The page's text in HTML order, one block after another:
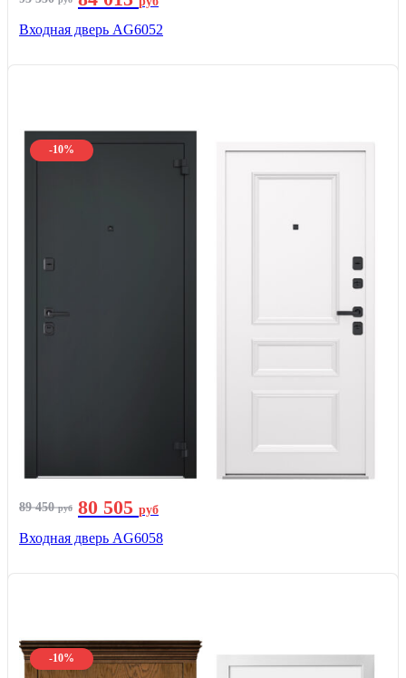
Входная дверь AG6052
-10%
89 450руб 80 505 руб
Входная дверь AG6058
-10%